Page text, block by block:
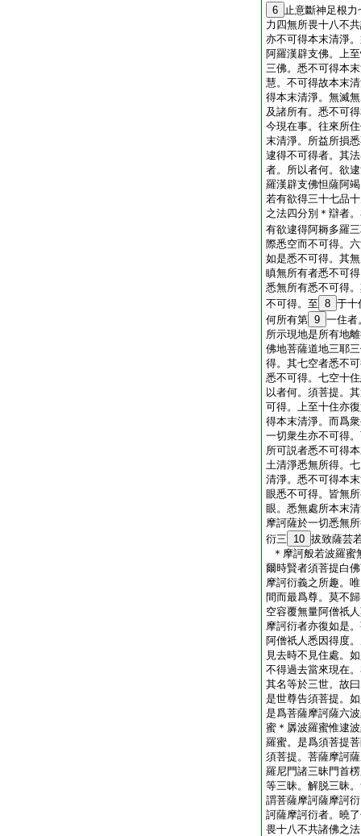
6 止意斷神足根
力四無所畏十八不
亦不可得本末清淨
阿羅漢辟支佛。上
三佛。悉不可得本
慧。不可得故本末
得本末清淨。無滅
及諸所有。悉不可
今現在事。往來所
末清淨。所益所損
逮得不可得者。其
者。所以者何。欲
羅漢辟支佛怛薩阿
若有欲得三十七品
之法四分別＊辯者
有欲逮得阿耨多羅
際悉空而不可得。
如是悉不可得。其
瞋無所有者悉不可
悉無所有悉不可得
不可得。至 8 于十
何所有第 9 一住者
所示現地是所有地
佛地菩薩道地三耶
得。其七空者悉不
悉不可得。七空十
以者何。須菩提。
可得。上至十住亦
得本末清淨。而爲
一切衆生亦不可得
所可説者悉不可得
土清淨悉無所得。
清淨。悉不可得本
眼悉不可得。皆無
眼。悉無處所本末
摩訶薩於一切悉無
衍三
10 拔致薩芸
＊摩訶般若波羅蜜
爾時賢者須菩提白
摩訶衍義之所趣。
間而最爲尊。莫不
空容覆無量阿僧祇
摩訶衍者亦復如是
阿僧祇人悉因得度
見去時不見住處。
不得過去當來現在
其名等於三世。故
是世尊告須菩提。
是爲菩薩摩訶薩六
蜜＊羼波羅蜜惟逮
羅蜜。是爲須菩提
須菩提。菩薩摩訶
羅尼門諸三昧門首
等三昧。解脱三昧
謂菩薩摩訶薩摩訶
訶薩摩訶衍者。曉
畏十八不共諸佛之